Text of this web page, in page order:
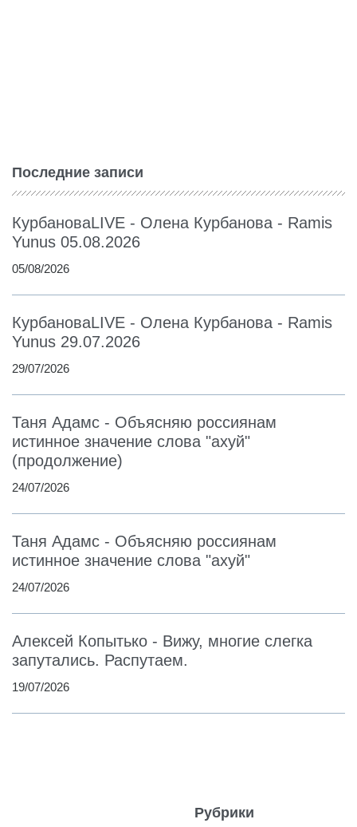
Последние записи
КурбановаLIVE - Олена Курбанова - Ramis
Yunus 05.08.2026
05/08/2026
КурбановаLIVE - Олена Курбанова - Ramis
Yunus 29.07.2026
29/07/2026
Таня Адамс - Объясняю россиянам
истинное значение слова "ахуй"
(продолжение)
24/07/2026
Таня Адамс - Объясняю россиянам
истинное значение слова "ахуй"
24/07/2026
Алексей Копытько - Вижу, многие слегка
запутались. Распутаем.
19/07/2026
Рубрики